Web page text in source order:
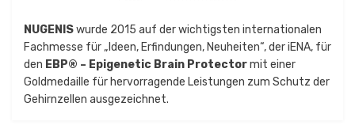
NUGENISwurde 2015 auf der wichtigsten internationalen
Fachmesse für „Ideen, Erfindungen, Neuheiten“, der iENA, für
den EBP® – Epigenetic Brain Protectormit einer
Goldmedaille für hervorragende Leistungen zum Schutz der
Gehirnzellen ausgezeichnet.